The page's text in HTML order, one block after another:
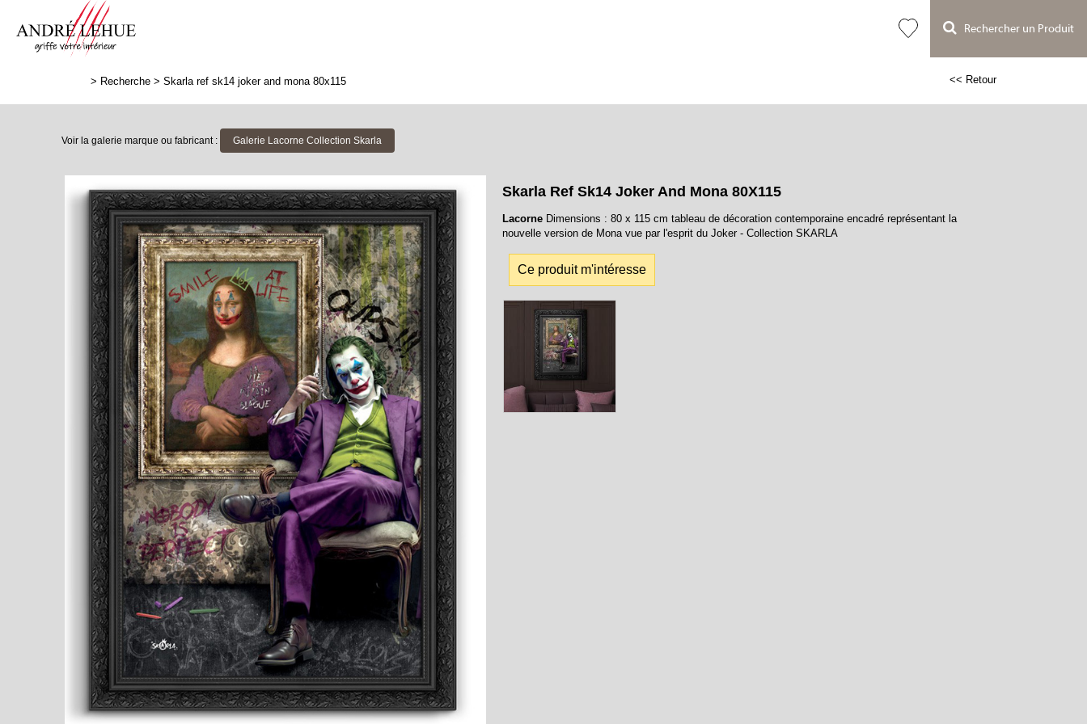
Rechercher un Produit
> Recherche > Skarla ref sk14 joker and mona 80x115 << Retour
Voir la galerie marque ou fabricant : Galerie Lacorne Collection Skarla
Skarla Ref Sk14 Joker And Mona 80X115
LacorneDimensions : 80 x 115 cm tableau de décoration contemporaine encadré représentant la
nouvelle version de Mona vue par l'esprit du Joker - Collection SKARLA
Ce produit m'intéresse